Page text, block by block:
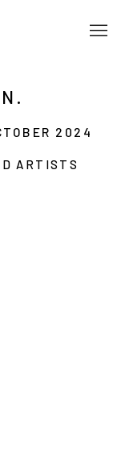
2024
ARTISTS